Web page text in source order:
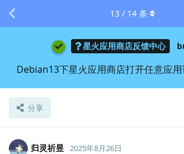
星火应用商店反馈中心
Debian13下星火应用商店打开任意应
分享
13 / 14 条
归灵祈昱 2025年8月26日